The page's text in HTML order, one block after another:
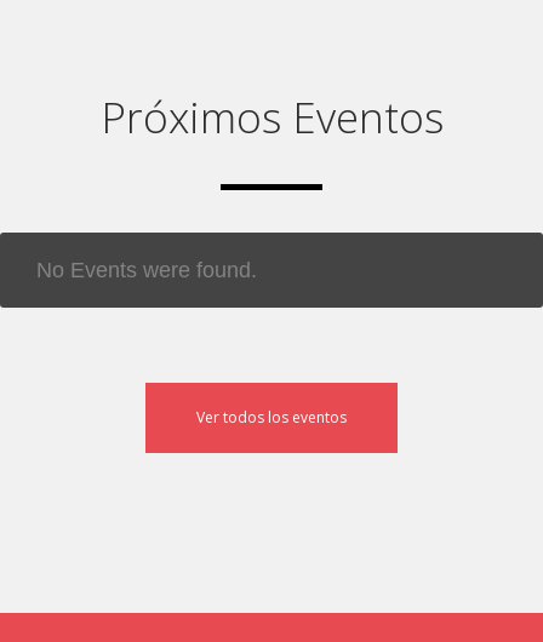
Próximos Eventos
No Events were found.
Ver todos los eventos